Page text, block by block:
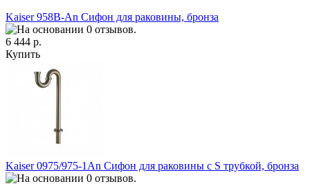
Kaiser 958B-An Сифон для раковины, бронза
6 444 р.
Купить
Kaiser 0975/975-1An Сифон для раковины с S трубкой, бронза